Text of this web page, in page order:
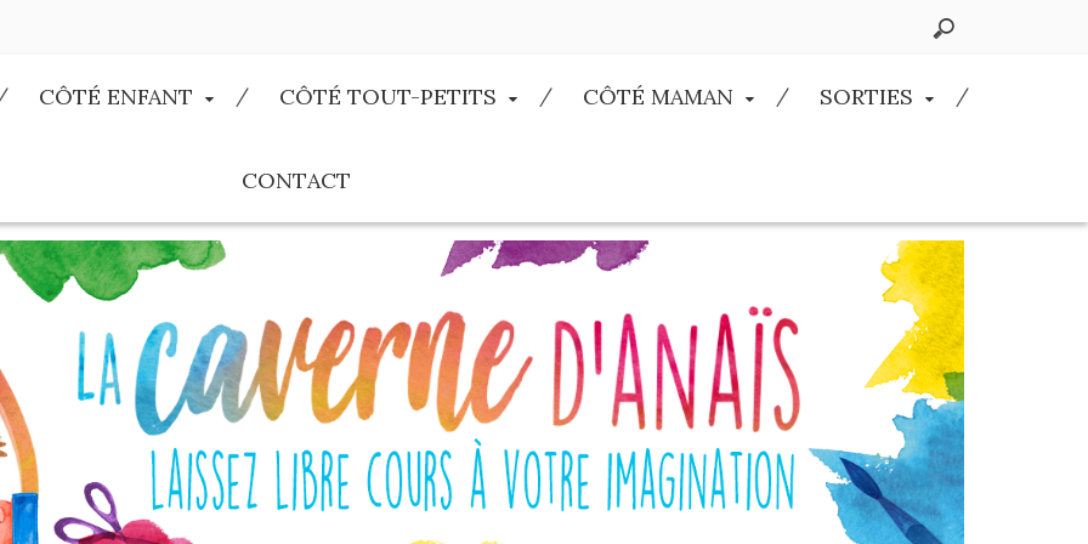
CÔTÉ ENFANT CÔTÉ TOUT-PETITS CÔTÉ MAMAN SORTIES
CONTACT